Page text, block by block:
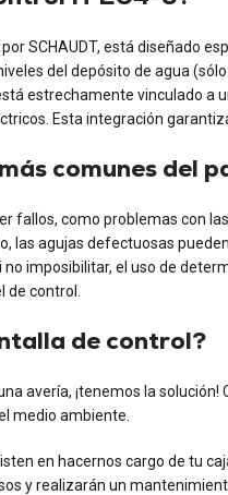
SCHAUDT, está diseñado
del depósito de agua
estrechamente vinculado a
Esta integración
comunes del
fallos, como problemas con
las agujas defectuosas
imposibilitar, el uso de
control.
de control?
avería, ¡tenemos la
medio ambiente.
en hacernos cargo de tu
y realizarán un